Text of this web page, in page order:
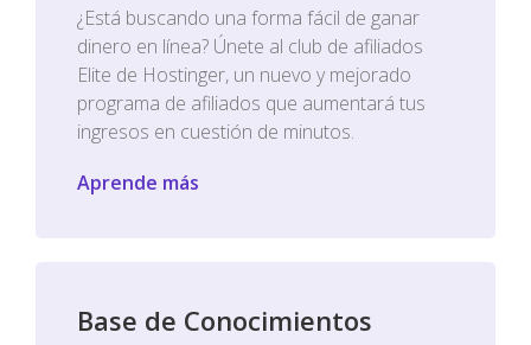
¿Está buscando una forma fácil de ganar
dinero en línea? Únete al club de afiliados
Elite de Hostinger, un nuevo y mejorado
programa de afiliados que aumentará tus
ingresos en cuestión de minutos.
Aprende más
Base de Conocimientos